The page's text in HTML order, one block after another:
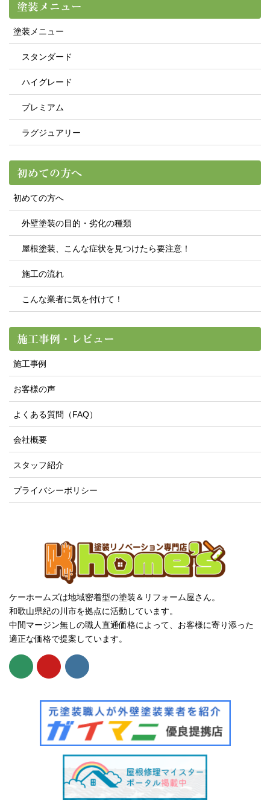
塗装メニュー
塗装メニュー
スタンダード
ハイグレード
プレミアム
ラグジュアリー
初めての方へ
初めての方へ
外壁塗装の目的・劣化の種類
屋根塗装、こんな症状を見つけたら要注意！
施工の流れ
こんな業者に気を付けて！
施工事例・レビュー
施工事例
お客様の声
よくある質問（FAQ）
会社概要
スタッフ紹介
プライバシーポリシー
ケーホームズは地域密着型の塗装＆リフォーム屋さん。
和歌山県紀の川市を拠点に活動しています。
中間マージン無しの職人直通価格によって、お客様に寄り添った
適正な価格で提案しています。